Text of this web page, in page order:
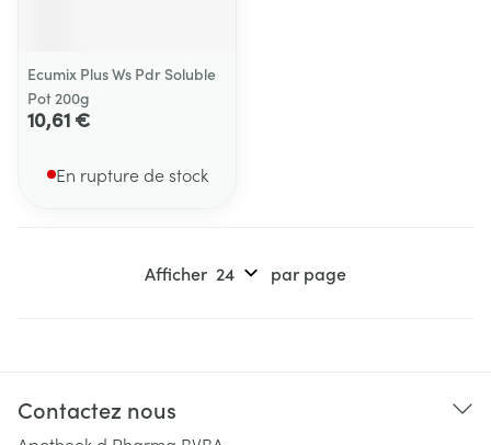
Ecumix Plus Ws Pdr Soluble
Pot 200g
10,61 €
En rupture de stock
Afficher par page
Contactez nous